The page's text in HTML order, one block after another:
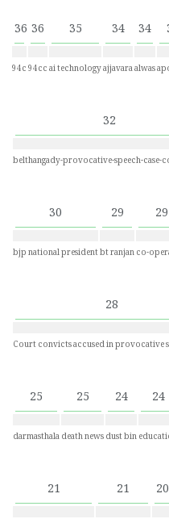
36
94c
36
94cc
35
ai technology
34
ajjavara
34
alwas
32
belthangady-provocative-speech-case-
30
bjp national president
29
bt ranjan
29
co-
28
Court convicts accused in provocative
25
darmasthala
25
death news
24
dust bin
24
21 21 20